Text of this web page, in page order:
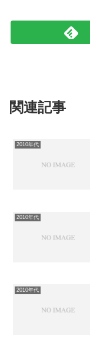
関連記事
2010年代
2010年代
2010年代